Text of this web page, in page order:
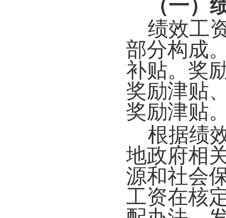
（一）
绩效工
部分构成
补贴。奖
奖励津贴
奖励津贴
根据绩
地政府相
源和社会
工资在核